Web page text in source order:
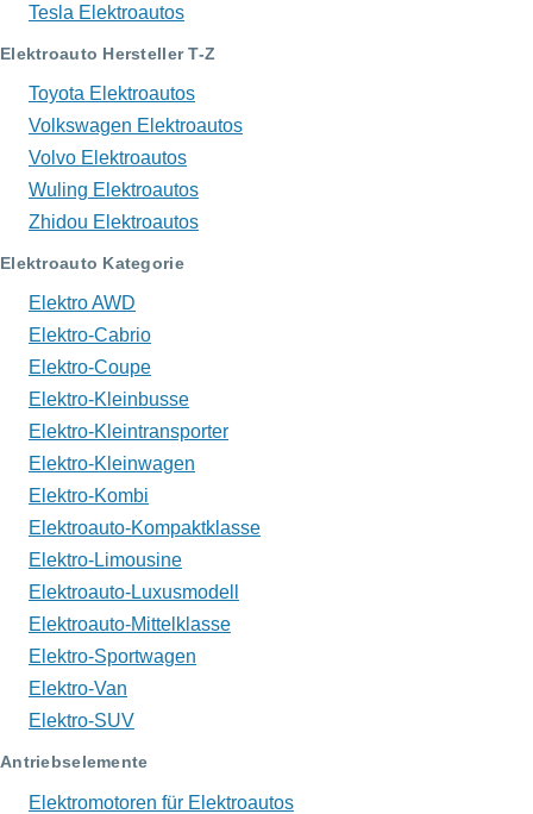
Tesla Elektroautos
Elektroauto Hersteller T-Z
Toyota Elektroautos
Volkswagen Elektroautos
Volvo Elektroautos
Wuling Elektroautos
Zhidou Elektroautos
Elektroauto Kategorie
Elektro AWD
Elektro-Cabrio
Elektro-Coupe
Elektro-Kleinbusse
Elektro-Kleintransporter
Elektro-Kleinwagen
Elektro-Kombi
Elektroauto-Kompaktklasse
Elektro-Limousine
Elektroauto-Luxusmodell
Elektroauto-Mittelklasse
Elektro-Sportwagen
Elektro-Van
Elektro-SUV
Antriebselemente
Elektromotoren für Elektroautos